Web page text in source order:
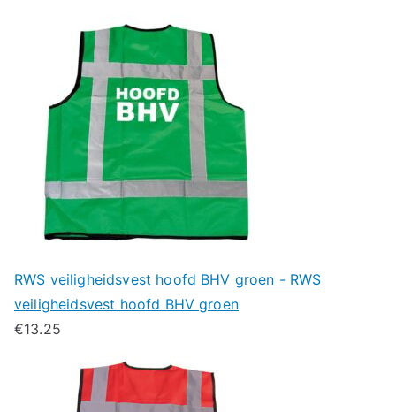
RWS veiligheidsvest hoofd BHV groen - RWS
veiligheidsvest hoofd BHV groen
€13.25